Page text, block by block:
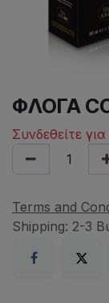
ΦΛΟΓΑ
Συνδεθείτε
Terms and
Shipping: 2-3